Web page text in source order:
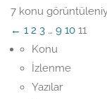
7 konu
← 1 2 3 … 9 10 11
Konu
İzlenme
Yazılar